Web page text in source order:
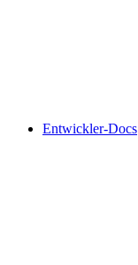
Entwickler-Docs